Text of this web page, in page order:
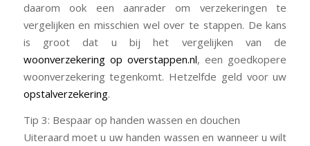
daarom ook een aanrader om verzekeringen te
vergelijken en misschien wel over te stappen. De kans
is groot dat u bij het vergelijken van de
woonverzekering op overstappen.nl, een goedkopere
woonverzekering tegenkomt. Hetzelfde geld voor uw
opstalverzekering.
Tip 3: Bespaar op handen wassen en douchen
Uiteraard moet u uw handen wassen en wanneer u wilt